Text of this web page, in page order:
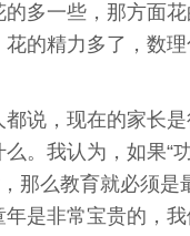
的多一些，那方面
花的精力多了，数
，现在的家长是
。我认为，如果“
那么教育就必须是
年是非常宝贵的，